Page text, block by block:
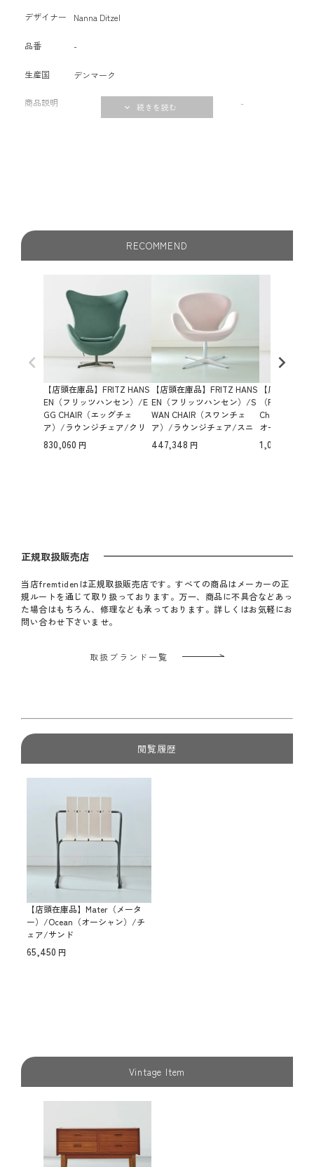
デザイナー Nanna Ditzel
品番 -
生産国 デンマーク
商品説明 -
RECOMMEND
【店頭在庫品】FRITZ HANS
EN（フリッツハンセン）/E
GG CHAIR（エッグチェ
ア）/ラウンジチェア/クリ
スチャンハウン（ダークグ
リーン 1161）/ブラウンブロ
830,060
【店頭在庫品】FRITZ HANS
EN（フリッツハンセン）/S
WAN CHAIR（スワンチェ
ア）/ラウンジチェア/スニ
バ（サンド/ペールピンク 23
6）/サテン仕上げアルミニ
447,348
【店頭在庫品
（PPモブラ
Chair（イー
オーク材/
-505/ソープ
ジチェア
1,040,160
正規取扱販売店
当店fremtidenは正規取扱販売店です。すべての商品はメーカーの正
規ルートを通じて取り扱っております。万一、商品に不具合などあっ
た場合はもちろん、修理なども承っております。詳しくはお気軽にお
問い合わせ下さいませ。
取扱ブランド一覧
閲覧履歴
【店頭在庫品】Mater（メータ
ー）/Ocean（オーシャン）/チ
ェア/サンド
65,450
Vintage Item